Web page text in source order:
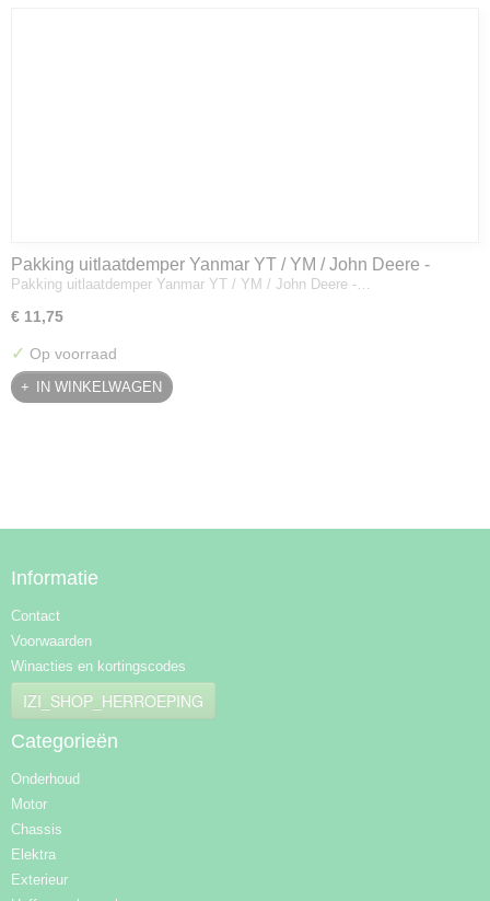
Pakking uitlaatdemper Yanmar YT / YM / John Deere -
128300-13230
Pakking uitlaatdemper Yanmar YT / YM / John Deere -…
€ 11,75
✓ Op voorraad
IN WINKELWAGEN
Informatie
Contact
Voorwaarden
Winacties en kortingscodes
IZI_SHOP_HERROEPING
Categorieën
Onderhoud
Motor
Chassis
Elektra
Exterieur